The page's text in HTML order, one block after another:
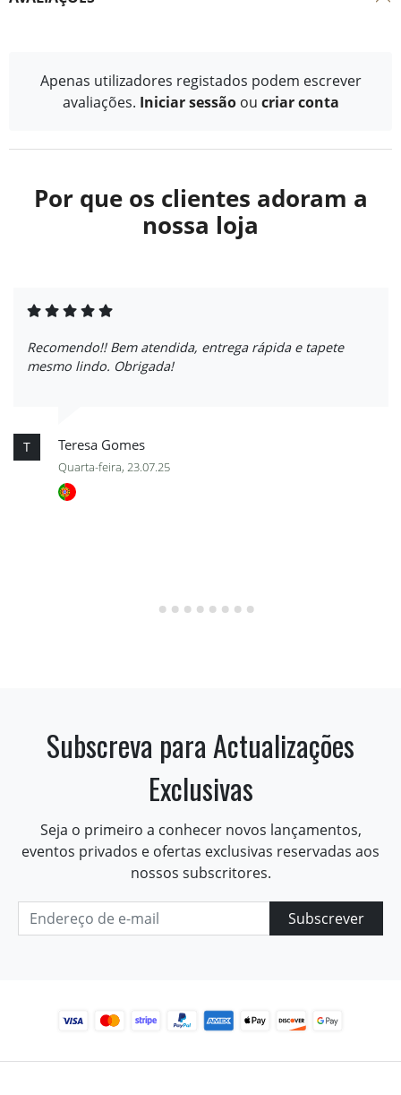
Apenas utilizadores registados podem escrever
avaliações. Iniciar sessão ou criar conta
Por que os clientes adoram a
nossa loja
Recomendo!! Bem atendida, entrega rápida e tapete
mesmo lindo. Obrigada!
T Teresa Gomes
Quarta-feira, 23.07.25
Subscreva para Actualizações
Exclusivas
Seja o primeiro a conhecer novos lançamentos,
eventos privados e ofertas exclusivas reservadas aos
nossos subscritores.
Subscrever